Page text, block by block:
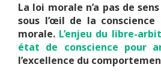
La loi morale n’a pas de
sous l’œil de la
morale. L’enjeu du libre-
état de conscience pour
l’excellence du